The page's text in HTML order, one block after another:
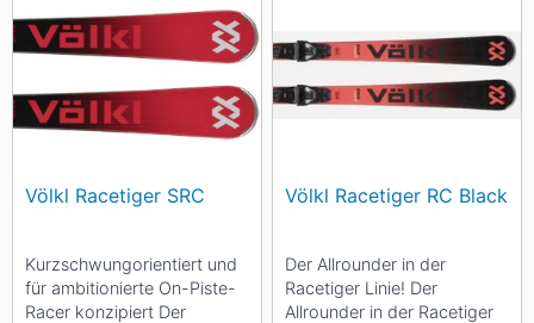
Völkl Racetiger SRC
Kurzschwungorientiert und
für ambitionierte On-Piste-
Racer konzipiert Der
Völkl Racetiger RC Black
Der Allrounder in der
Racetiger Linie! Der
Allrounder in der Racetiger